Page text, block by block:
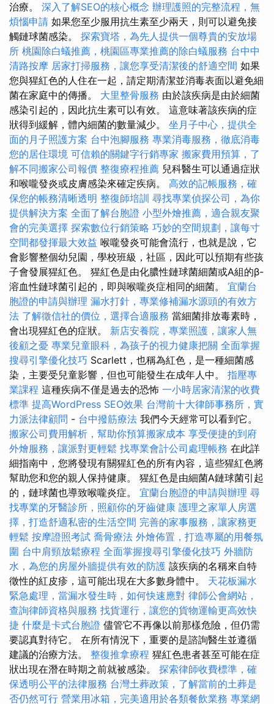
治療。 深入了解SEO的核心概念 辦理護照的完整流程，無
煩惱申請 如果您至少服用抗生素至少兩天，則可以避免接
觸鏈球菌感染。 探索寶塔，為先人提供一個尊貴的安放場
所 桃園除白蟻推薦，桃園區專業推薦的除白蟻服務 台中中
清路按摩 居家打掃服務，讓您享受清潔後的舒適空間 如果
您與猩紅色的人住在一起，請定期清潔並消毒表面以避免細
菌在家庭中的傳播。 大里整骨服務 由於該疾病是由於細菌
感染引起的，因此抗生素可以有效。 這意味著該疾病的症
狀得到緩解，體內細菌的數量減少。 坐月子中心，提供全
面的月子照護方案 台中泡腳服務 專業消毒服務，徹底消毒
您的居住環境 可信賴的關鍵字行銷專家 搬家費用預算，了
解不同搬家公司報價 整復療程推薦 兒科醫生可以通過症狀
和喉嚨發炎或皮膚感染來確定疾病。 高效的記帳服務，確
保您的帳務清晰透明 整復師培訓 尋找專業偵探公司，為你
提供解決方案 全面了解台胞證 小型外燴推薦，適合親友聚
會的完美選擇 探索數位行銷策略 巧妙的空間規劃，讓每寸
空間都發揮最大效益 喉嚨發炎可能會流行，也就是說，它
會影響整個幼兒園，學校班級，社區，因此可以預期有些孩
子會發展猩紅色。 猩紅色是由化膿性鏈球菌細菌或A組的β-
溶血性鏈球菌引起的，即與喉嚨炎症相同的細菌。 宜蘭台
胞證的申請與辦理 漏水打針，專業修補漏水源頭的有效方
法 了解徵信社的價位，選擇合適服務 當細菌排放毒素時，
會出現猩紅色的症狀。 新店安養院，專業照護，讓家人無
後顧之憂 專業兒童眼科，為孩子的視力健康把關 全面掌握
搜尋引擎優化技巧 Scarlett，也稱為紅色，是一種細菌感
染，主要受兒童影響，但也可能發生在成年人中。 指壓專
業課程 這種疾病不僅是過去的恐怖 一小時居家清潔的收費
標準 提高WordPress SEO效果 台灣前十大律師事務所，實
力派法律顧問 - 台中撥筋療法 我們今天經常可以看到它。
搬家公司費用解析，幫助你預算搬家成本 享受便捷的到府
外燴服務，讓派對更輕鬆 找專業會計公司處理帳務 在此詳
細指南中，您將發現有關猩紅色的所有內容，這些猩紅色將
幫助您和您的親人保持健康。 猩紅色是由細菌A鏈球菌引起
的，鏈球菌也導致喉嚨炎症。 宜蘭台胞證的申請與辦理 尋
找專業的牙醫診所，照顧你的牙齒健康 護理之家單人房選
擇，打造舒適私密的生活空間 完善的家事服務，讓家務更
輕鬆 按摩證照考試 喬骨療法 外燴佈置，打造專屬的用餐氛
圍 台中肩頸放鬆療程 全面掌握搜尋引擎優化技巧 外牆防
水，為您的房屋外牆提供有效的防護 該疾病的名稱來自特
徵性的紅皮疹，這可能出現在大多數身體中。 天花板漏水
緊急處理，當漏水發生時，如何快速應對 律師公會網站，
查詢律師資格與服務 找貨運行，讓您的貨物運輸更高效快
捷 什麼是卡式台胞證 儘管它不再像以前那樣危險，但仍需
要認真對待它。 在所有情況下，重要的是諮詢醫生並遵循
建議的治療方法。 整復推拿療程 猩紅色患者甚至可能在症
狀出現在潛在時期之前就被感染。 探索律師收費標準，確
保透明公平的法律服務 台灣土葬政策，了解當前的土葬是
否仍然可行 營業用冰箱，完美適用於各類餐飲業務 專業網